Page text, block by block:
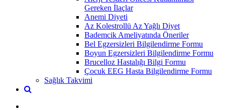
Gereken İlaçlar
Anemi Diyeti
Az Kolestrollü Az Yağlı Diyet
Bademcik Ameliyatında Öneriler
Bel Egzersizleri Bilgilendirme Formu
Boyun Egzersizleri Bilgilendirme Formu
Brucelloz Hastalığı Bilgi Formu
Çocuk EEG Hasta Bilgilendirme Formu
Sağlık Takvimi